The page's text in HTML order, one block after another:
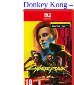
Donkey Kong